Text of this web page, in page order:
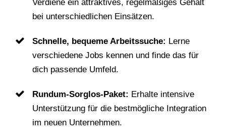
Verdiene ein attraktives, regelmäßiges Gehalt
bei unterschiedlichen Einsätzen.
Schnelle, bequeme Arbeitssuche: Lerne
verschiedene Jobs kennen und finde das für
dich passende Umfeld.
Rundum-Sorglos-Paket: Erhalte intensive
Unterstützung für die bestmögliche Integration
im neuen Unternehmen.